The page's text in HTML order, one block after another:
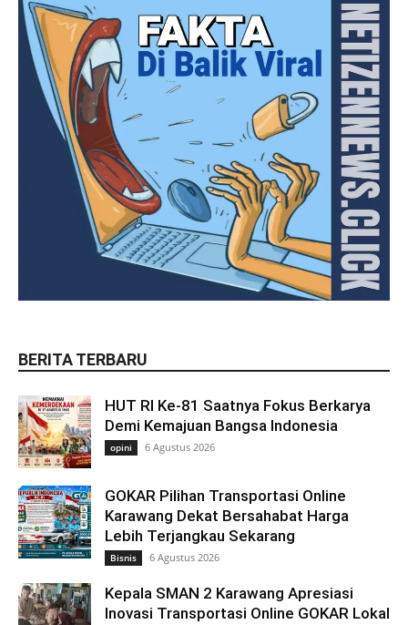
BERITA TERBARU
HUT RI Ke-81 Saatnya Fokus Berkarya
Demi Kemajuan Bangsa Indonesia
opini 6 Agustus 2026
GOKAR Pilihan Transportasi Online
Karawang Dekat Bersahabat Harga
Lebih Terjangkau Sekarang
Bisnis 6 Agustus 2026
Kepala SMAN 2 Karawang Apresiasi
Inovasi Transportasi Online GOKAR Lokal